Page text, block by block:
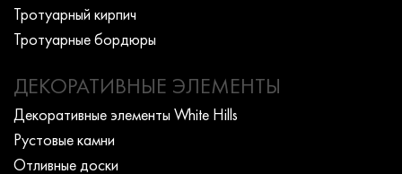
Тротуарный кирпич
Тротуарные бордюры
ДЕКОРАТИВНЫЕ ЭЛЕМЕНТЫ
Декоративные элементы White Hills
Рустовые камни
Отливные доски